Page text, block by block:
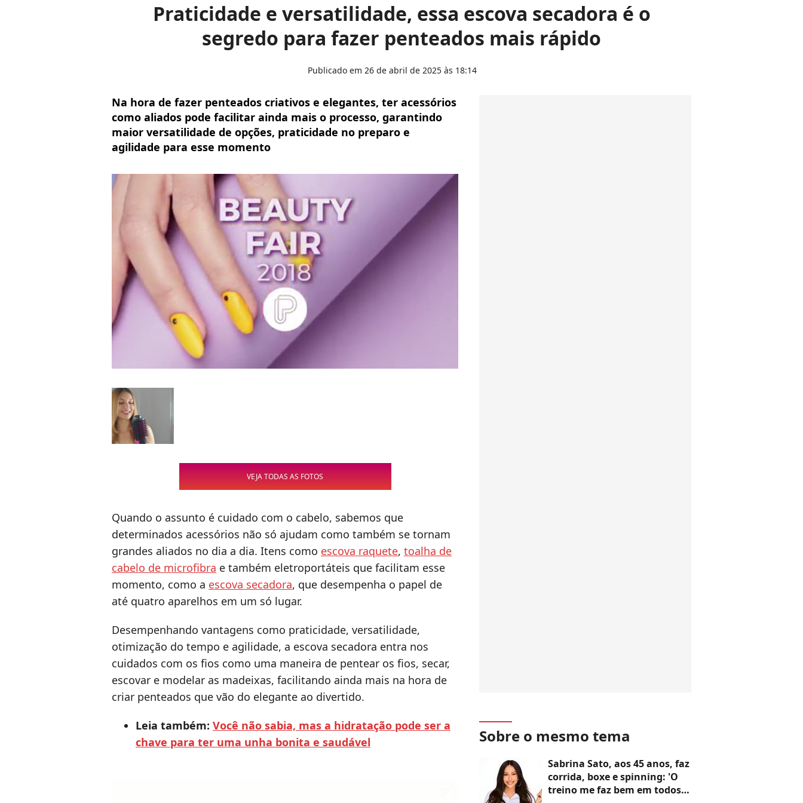
Praticidade e versatilidade, essa escova secadora é o
segredo para fazer penteados mais rápido
Publicado em 26 de abril de 2025 às 18:14
Na hora de fazer penteados criativos e elegantes, ter acessórios
como aliados pode facilitar ainda mais o processo, garantindo
maior versatilidade de opções, praticidade no preparo e
agilidade para esse momento
VEJA TODAS AS FOTOS
Quando o assunto é cuidado com o cabelo, sabemos que
determinados acessórios não só ajudam como também se tornam
grandes aliados no dia a dia. Itens como escova raquete, toalha de
cabelo de microfibra e também eletroportáteis que facilitam esse
momento, como a escova secadora, que desempenha o papel de
até quatro aparelhos em um só lugar.
Desempenhando vantagens como praticidade, versatilidade,
otimização do tempo e agilidade, a escova secadora entra nos
cuidados com os fios como uma maneira de pentear os fios, secar,
escovar e modelar as madeixas, facilitando ainda mais na hora de
criar penteados que vão do elegante ao divertido.
Leia também: Você não sabia, mas a hidratação pode ser a
chave para ter uma unha bonita e saudável
Sobre o mesmo tema
Sabrina Sato, aos 45 anos, faz
corrida, boxe e spinning: 'O
treino me faz bem em todos